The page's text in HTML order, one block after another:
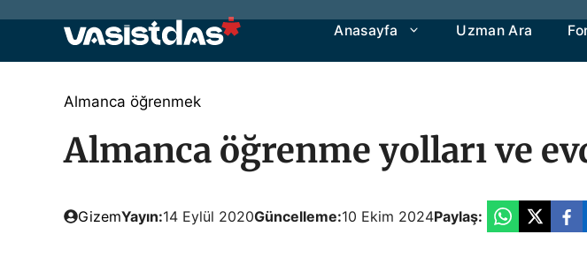
Anasayfa Uzman Ara
Almanca öğrenmek
Almanca öğrenme yolları ve
GizemYayın:14 Eylül 2020Güncelleme:10 Ekim 2024Paylaş: